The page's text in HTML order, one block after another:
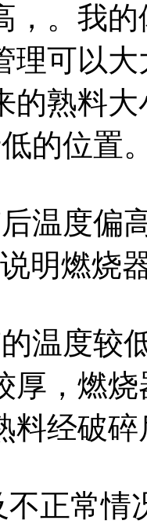
，。我
理可以
的熟料
的位置
温度偏
明燃烧
温度较
厚，燃
料经破
正常情